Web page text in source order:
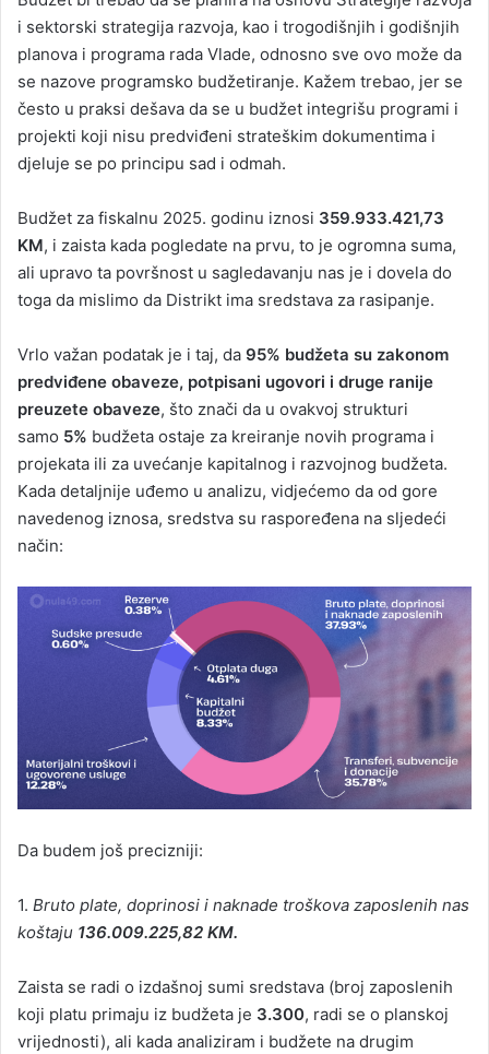
i sektorski strategija razvoja, kao i trogodišnjih i godišnjih
planova i programa rada Vlade, odnosno sve ovo može da
se nazove programsko budžetiranje. Kažem trebao, jer se
često u praksi dešava da se u budžet integrišu programi i
projekti koji nisu predviđeni strateškim dokumentima i
djeluje se po principu sad i odmah.
Budžet za fiskalnu 2025. godinu iznosi 359.933.421,73
KM, i zaista kada pogledate na prvu, to je ogromna suma,
ali upravo ta površnost u sagledavanju nas je i dovela do
toga da mislimo da Distrikt ima sredstava za rasipanje.
Vrlo važan podatak je i taj, da 95% budžeta su zakonom
predviđene obaveze, potpisani ugovori i druge ranije
preuzete obaveze, što znači da u ovakvoj strukturi
samo 5% budžeta ostaje za kreiranje novih programa i
projekata ili za uvećanje kapitalnog i razvojnog budžeta.
Kada detaljnije uđemo u analizu, vidjećemo da od gore
navedenog iznosa, sredstva su raspoređena na sljedeći
način:
Da budem još precizniji:
1. Bruto plate, doprinosi i naknade troškova zaposlenih nas
koštaju 136.009.225,82 KM.
Zaista se radi o izdašnoj sumi sredstava (broj zaposlenih
koji platu primaju iz budžeta je 3.300, radi se o planskoj
vrijednosti), ali kada analiziram i budžete na drugim